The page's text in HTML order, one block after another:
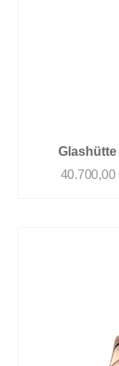
Glashütte
40.700,00